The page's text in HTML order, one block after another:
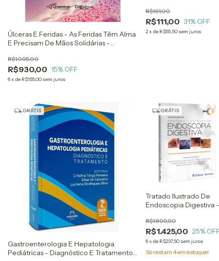
Úlceras E Feridas - As Feridas Têm Alma
E Precisam De Mãos Solidárias -
Santos E Bernardo Barros
R$930,00
R$1.095,00
15% OFF
6x de R$155,00 sem juros
Faintuch
R$111,00
R$161,00
31% OFF
2x de R$55,50 sem juros
GRÁTIS
Gastroenterologia E Hepatologia
Pediátricas - Diagnóstico E Tratamento -
GRÁTIS
Tratado Ilustrado De
Endoscopia Digestiva -
Averbach E
Colaboradores
R$1.425,00
R$1.899,90
25%
6x de R$237,50 sem juros
Só restam 4em estoque!